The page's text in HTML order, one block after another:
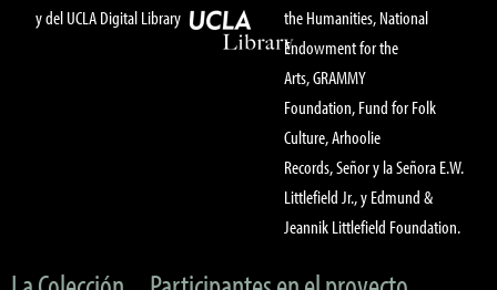
y del UCLA Digital Library
the Humanities, National
Endowment for the
Arts, GRAMMY
Foundation, Fund for Folk
Culture, Arhoolie
Records, Señor y la Señora E.W.
Littlefield Jr., y Edmund &
Jeannik Littlefield Foundation.